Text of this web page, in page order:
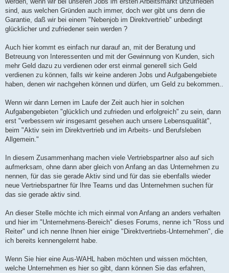
sind, aus welchen Gründen auch immer, doch wer gibt uns denn die
Garantie, daß wir bei einem "Nebenjob im Direktvertrieb" unbedingt
glücklicher und zufriedener sein werden ?
Auch hier kommt es einfach nur darauf an, mit der Beratung und
Betreuung von Interessenten und mit der Gewinnung von Kunden, sich
mehr Geld dazu zu verdienen oder erst einmal generell sich Geld
verdienen zu können, falls wir keine anderen Jobs und Aufgabengebiete
haben, denen wir nachgehen können und dürfen, um Geld zu bekommen..
Wenn wir dann Lernen im Laufe der Zeit auch hier in solchen
Aufgabengebieten "glücklich und zufrieden und erfolgreich" zu sein, dann
erst "verbessern wir insgesamt gesehen auch unsere Lebensqualität",
beim "Aktiv sein im Direktvertrieb und im Arbeits- und Berufsleben
Allgemein."
In diesem Zusammenhang machen viele Vertriebspartner also auf sich
aufmerksam, ohne dann aber gleich von Anfang an das Unternehmen zu
nennen, für das sie gerade Aktiv sind und für das sie ebenfalls wieder
neue Vertriebspartner für Ihre Teams und das Unternehmen suchen für
das sie gerade aktiv sind.
An dieser Stelle möchte ich mich einmal von Anfang an anders verhalten
und hier im "Unternehmens-Bereich" dieses Forums, nenne ich "Ross und
Reiter" und ich nenne Ihnen hier einige "Direktvertriebs-Unternehmen", die
ich bereits kennengelernt habe.
Wenn Sie hier eine Aus-WAHL haben möchten und wissen möchten,
welche Unternehmen es hier so gibt, dann können Sie das erfahren,